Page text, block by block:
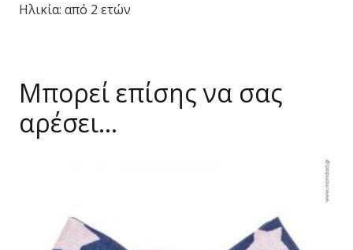
Ηλικία: από 2 ετών
Μπορεί επίσης να σας
αρέσει…